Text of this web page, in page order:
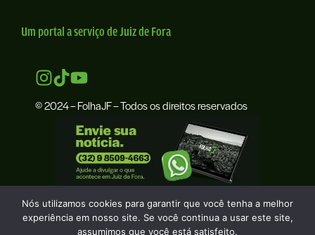
Um portal a serviço de Juiz de Fora
© 2024 – FolhaJF – Todos os direitos reservados
Nós utilizamos cookies para garantir que você tenha a melhor
experiência em nosso site. Se você continua a usar este site,
assumimos que você está satisfeito.